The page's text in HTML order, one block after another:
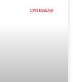
CARTAGENA